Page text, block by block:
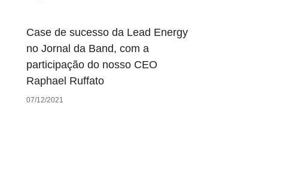
Case de sucesso da Lead Energy
no Jornal da Band, com a
participação do nosso CEO
Raphael Ruffato
07/12/2021